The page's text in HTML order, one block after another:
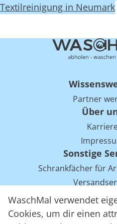
WaschMal verwendet
Cookies, um dir einen
Textilreinigung in Neumark
Partner
Über
Sonstige
Schrankfächer für
Einsparpotentiale für
Arbeitskleidung